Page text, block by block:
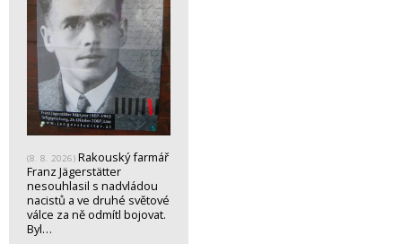
(8. 8. 2026) Rakouský farmář
Franz Jägerstätter
nesouhlasil s nadvládou
nacistů a ve druhé světové
válce za ně odmítl bojovat.
Byl…